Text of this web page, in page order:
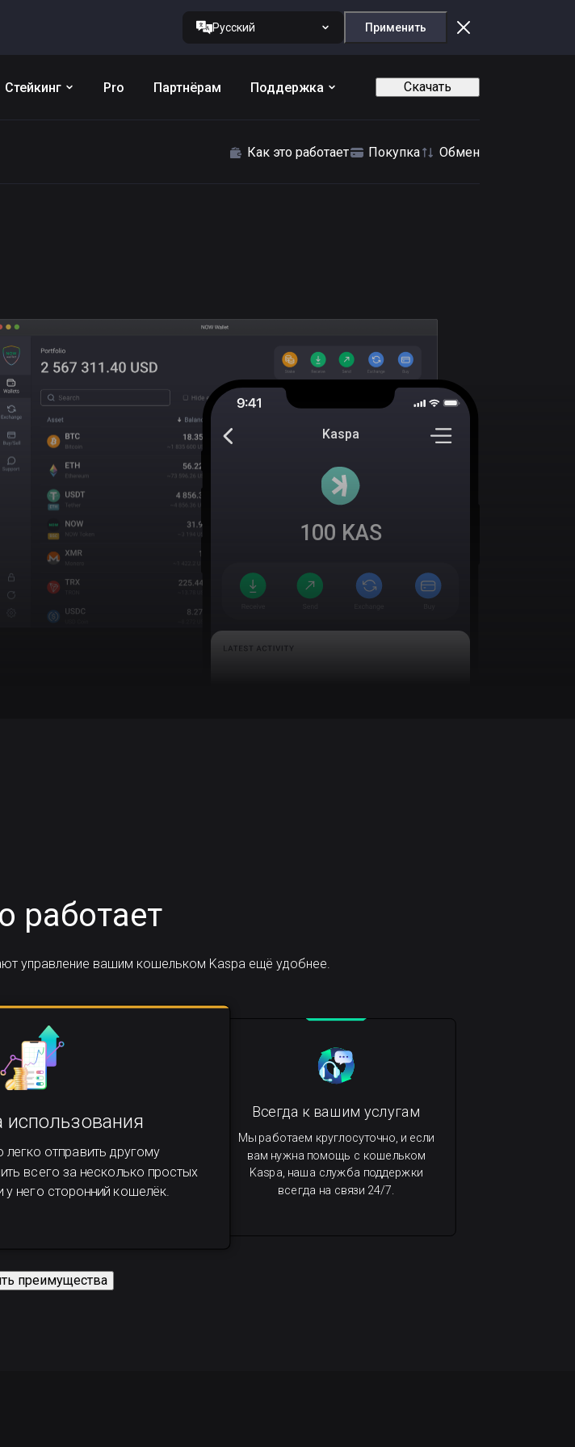
Русский Применить
Стейкинг Pro Партнёрам Поддержка Скачать
Как это работает Покупка Обмен
Kaspa
100 KAS
работает
управление вашим кошельком Kaspa ещё удобнее.
использования
отправить другому
всего за несколько простых
него сторонний кошелёк.
Всегда к вашим услугам
Мы работаем круглосуточно, и если
вам нужна помощь с кошельком
Kaspa, наша служба поддержки
всегда на связи 24/7.
преимущества